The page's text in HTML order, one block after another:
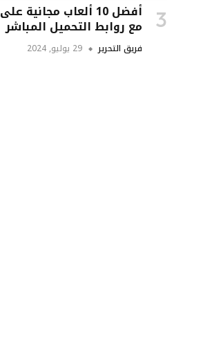
أفضل 10 ألعاب مجانية
مع روابط التحميل المباشر
فريق التحرير 29 يوليو, 2024